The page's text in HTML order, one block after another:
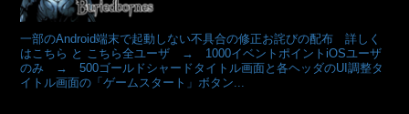
一部のAndroid端末で起動しない不具合の修正お詫びの配布 詳しく
はこちら と こちら全ユーザ → 1000イベントポイントiOSユーザ
のみ → 500ゴールドシャードタイトル画面と各ヘッダのUI調整タ
イトル画面の「ゲームスタート」ボタン...